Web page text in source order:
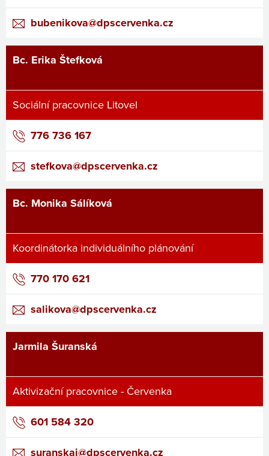
bubenikova@dpscervenka.cz
Bc. Erika Štefková
Sociální pracovnice Litovel
776 736 167
stefkova@dpscervenka.cz
Bc. Monika Sálíková
Koordinátorka individuálního plánování
770 170 621
salikova@dpscervenka.cz
Jarmila Šuranská
Aktivizační pracovnice - Červenka
601 584 320
suranskaj@dpscervenka.cz